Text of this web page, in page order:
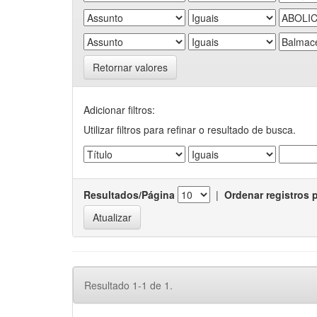
Retornar valores
Adicionar filtros:
Utilizar filtros para refinar o resultado de busca.
Resultados/Página | Ordenar registros
Resultado 1-1 de 1.